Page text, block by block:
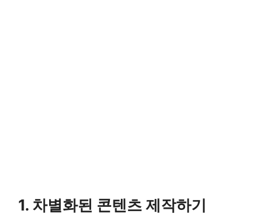
1. 차별화된 콘텐츠 제작하기